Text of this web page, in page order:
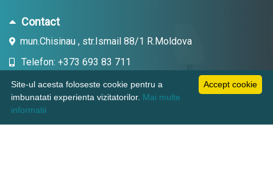
Contact
mun.Chisinau , str.Ismail 88/1 R.Moldova
Telefon: +373 693 83 711
Email: topdent.technic@gmail.com
Accept cookie
Site-ul acesta foloseste cookie pentru a
imbunatati experienta vizitatorilor. Mai multe
informatii